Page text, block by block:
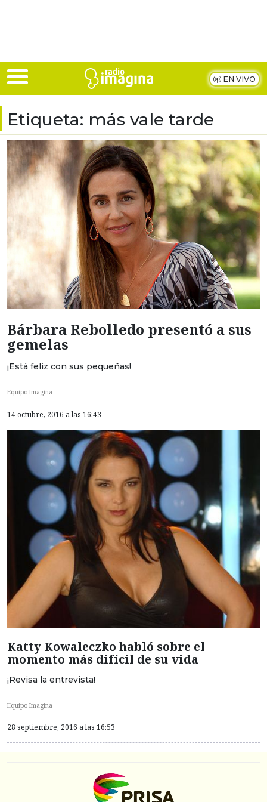
EN VIVO
Etiqueta: más vale tarde
Bárbara Rebolledo presentó a sus
gemelas
¡Está feliz con sus pequeñas!
Equipo Imagina
14 octubre, 2016 a las 16:43
Katty Kowaleczko habló sobre el
momento más difícil de su vida
¡Revisa la entrevista!
Equipo Imagina
28 septiembre, 2016 a las 16:53